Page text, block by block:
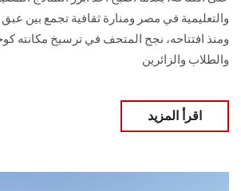
سجل الان
والتعليمية في مصر ومنارة ثقافية تجمع بين عبق
ومنذ افتتاحه، نجح المتحف في ترسيخ مكانته
والطلاب والزائرين
اقرأ المزيد